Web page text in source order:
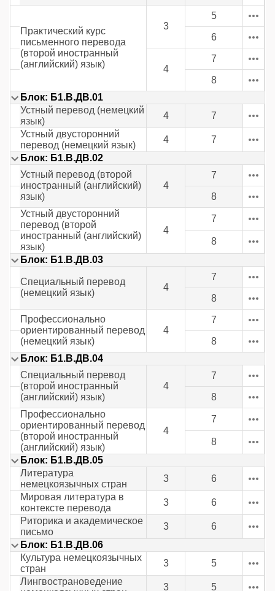
Практический курс
письменного перевода
(второй иностранный
(английский) язык)
3
5
6
4
7
8
Блок: Б1.В.ДВ.01
Устный перевод (немецкий
язык)
4
7
Устный двусторонний
перевод (немецкий язык)
4
7
Блок: Б1.В.ДВ.02
Устный перевод (второй
иностранный (английский)
язык)
4
7
8
Устный двусторонний
перевод (второй
иностранный (английский)
язык)
4
7
8
Блок: Б1.В.ДВ.03
Специальный перевод
(немецкий язык)
4
7
8
Профессионально
ориентированный перевод
(немецкий язык)
4
7
8
Блок: Б1.В.ДВ.04
Специальный перевод
(второй иностранный
(английский) язык)
4
7
8
Профессионально
ориентированный перевод
(второй иностранный
(английский) язык)
4
7
8
Блок: Б1.В.ДВ.05
Литература
немецкоязычных стран
3
6
Мировая литература в
контексте перевода
3
6
Риторика и академическое
письмо
3
6
Блок: Б1.В.ДВ.06
Культура немецкоязычных
стран
3
5
Лингвострановедение
3 5